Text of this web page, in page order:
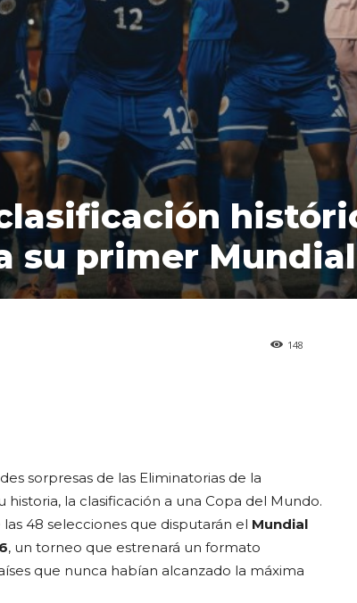
su primer Mundial
148
sorpresas de las Eliminatorias de la
la clasificación a una Copa del Mundo.
48 selecciones que disputarán el Mundial
, un torneo que estrenará un formato
que nunca habían alcanzado la máxima